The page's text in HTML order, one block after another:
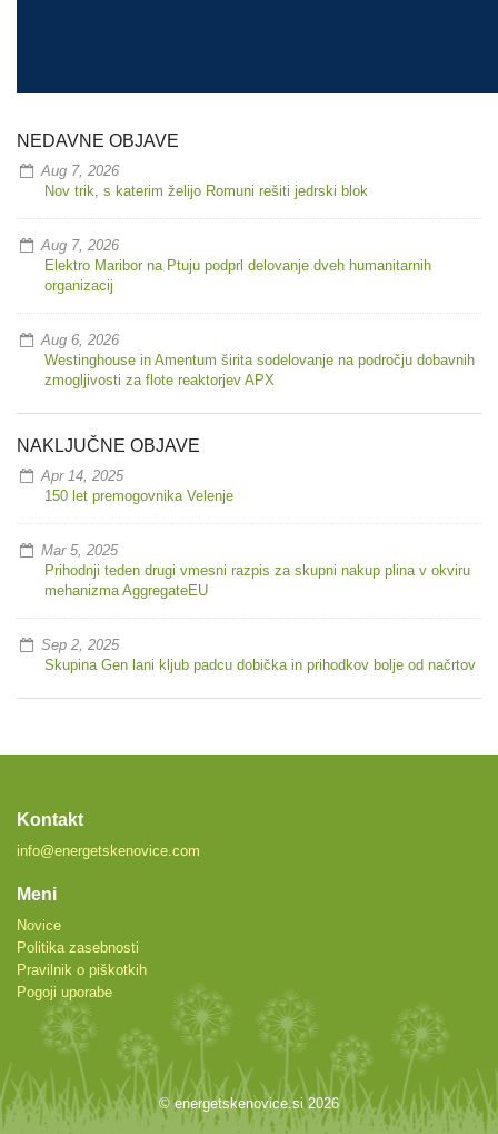
NEDAVNE OBJAVE
Aug 7, 2026
Nov trik, s katerim želijo Romuni rešiti jedrski blok
Aug 7, 2026
Elektro Maribor na Ptuju podprl delovanje dveh humanitarnih
organizacij
Aug 6, 2026
Westinghouse in Amentum širita sodelovanje na področju dobavnih
zmogljivosti za flote reaktorjev APX
NAKLJUČNE OBJAVE
Apr 14, 2025
150 let premogovnika Velenje
Mar 5, 2025
Prihodnji teden drugi vmesni razpis za skupni nakup plina v okviru
mehanizma AggregateEU
Sep 2, 2025
Skupina Gen lani kljub padcu dobička in prihodkov bolje od načrtov
Kontakt
info@energetskenovice.com
Meni
Novice
Politika zasebnosti
Pravilnik o piškotkih
Pogoji uporabe
© energetskenovice.si 2026